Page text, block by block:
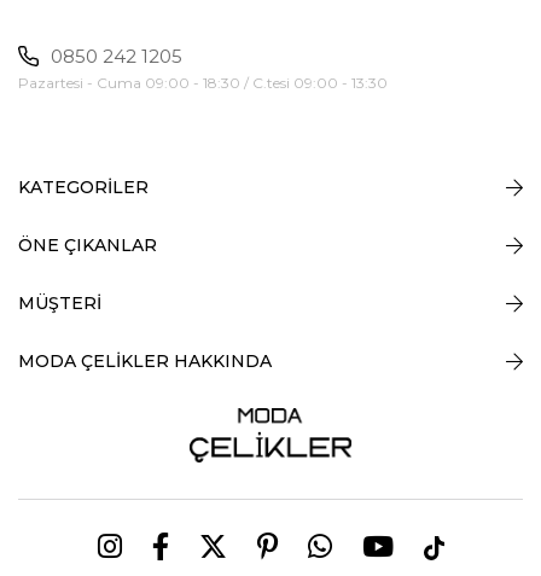
0850 242 1205
Pazartesi - Cuma 09:00 - 18:30 / C.tesi 09:00 - 13:30
KATEGORİLER
ÖNE ÇIKANLAR
MÜŞTERİ
MODA ÇELİKLER HAKKINDA